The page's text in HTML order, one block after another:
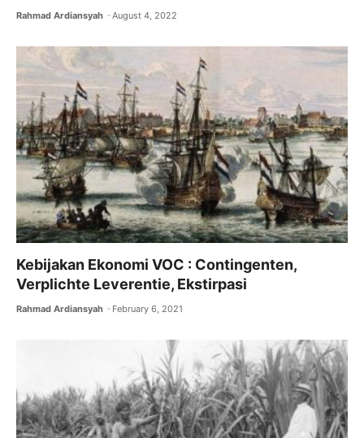
Rahmad Ardiansyah August 4, 2022
Kebijakan Ekonomi VOC : Contingenten,
Verplichte Leverentie, Ekstirpasi
Rahmad Ardiansyah February 6, 2021